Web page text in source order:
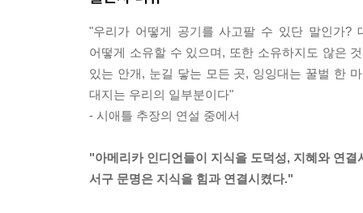
자연을 제외하고는 우리에게 사원도 신전도 없
늘진 오솔길에서, 처녀와도 같은 평원의 햇빛 비
석 박힌 드넓은 밤하늘에서 얼굴과 얼굴을 맞대
는 신을 모독하는 일이나 다름없었다.
---「인디언의 영혼」중에서
우리가 보기에 그들은 삶의 기준을 돈에 두고 있
언들과 사뭇 다르다. 그들은 누구보다도 진리에
"우리가 어떻게 공기를 사고팔 수 있단 말인가?
어떻게 소유할 수 있으며, 또한 소유하지도 않은
있는 안개, 눈길 닿는 모든 곳, 잉잉대는 꿀벌 한
대지는 우리의 일부분이다"
- 시애틀 추장의 연설 중에서
"아메리카 인디언들이 지식을 도덕성, 지혜와 연결
서구 문명은 지식을 힘과 연결시켰다."